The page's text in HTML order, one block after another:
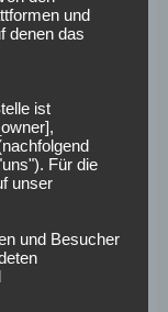
Fink in den
Er stand als
Hemd, war nah
tja, dann war er
grinsend.
ich
der
rechte
und
denen das
ist
Für die
unser
und Besucher